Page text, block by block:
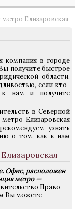
Елизаровская
компания в городе
получите быстрое
области.
если кто-
к нам и получите
в Северной
Елизаровская
узнать
о том, как к нам
Офис, расположен
метро —
Право
Вы можете